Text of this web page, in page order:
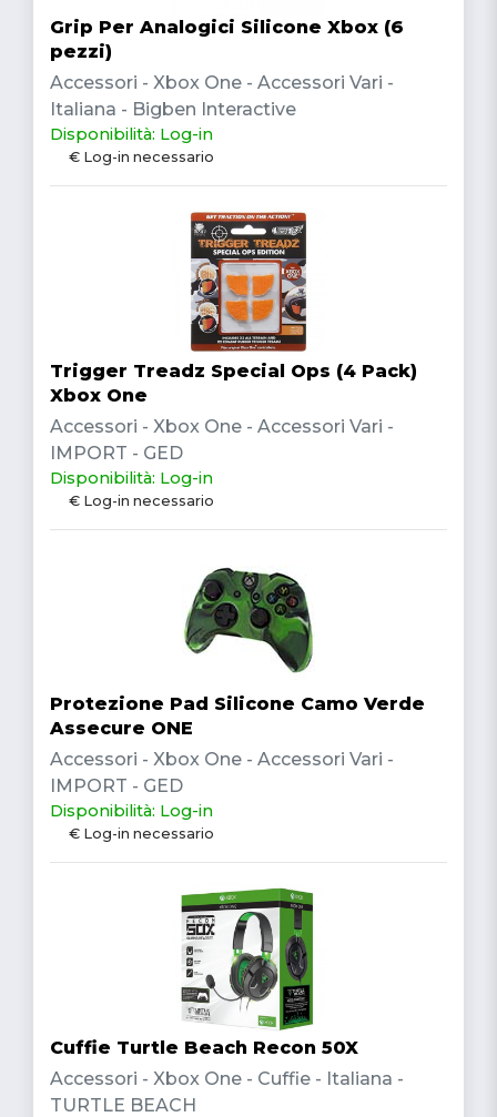
Grip Per Analogici Silicone Xbox (6
pezzi)
Accessori - Xbox One - Accessori Vari -
Italiana - Bigben Interactive
Disponibilità: Log-in
€ Log-in necessario
Trigger Treadz Special Ops (4 Pack)
Xbox One
Accessori - Xbox One - Accessori Vari -
IMPORT - GED
Disponibilità: Log-in
€ Log-in necessario
Protezione Pad Silicone Camo Verde
Assecure ONE
Accessori - Xbox One - Accessori Vari -
IMPORT - GED
Disponibilità: Log-in
€ Log-in necessario
Cuffie Turtle Beach Recon 50X
Accessori - Xbox One - Cuffie - Italiana -
TURTLE BEACH